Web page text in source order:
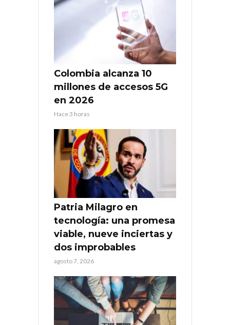
Colombia alcanza 10
millones de accesos 5G
en 2026
Hace 3 horas
Patria Milagro en
tecnología: una promesa
viable, nueve inciertas y
dos improbables
agosto 7, 2026